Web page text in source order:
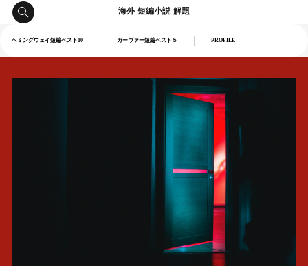
海外 短編小説 解題
ヘミングウェイ短編ベスト10 カーヴァー短編ベスト５ PROFILE